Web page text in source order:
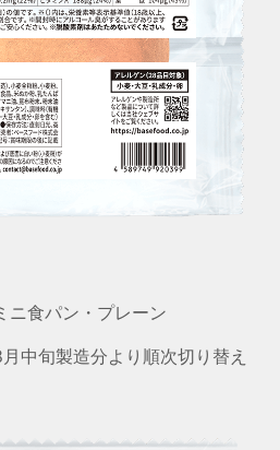
ニ食パン・プレーン
中旬製造分より順次切り替え